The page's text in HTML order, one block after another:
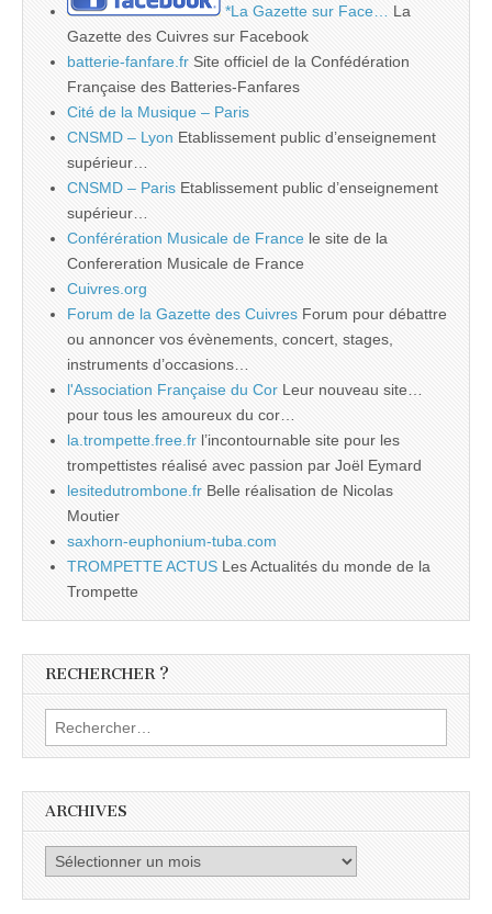
*La Gazette sur Face…
La
Gazette des Cuivres sur Facebook
batterie-fanfare.fr Site officiel de la Confédération
Française des Batteries-Fanfares
Cité de la Musique – Paris
CNSMD – Lyon Etablissement public d’enseignement
supérieur…
CNSMD – Paris Etablissement public d’enseignement
supérieur…
Conférération Musicale de France le site de la
Confereration Musicale de France
Cuivres.org
Forum de la Gazette des Cuivres Forum pour débattre
ou annoncer vos évènements, concert, stages,
instruments d’occasions…
l'Association Française du Cor Leur nouveau site…
pour tous les amoureux du cor…
la.trompette.free.fr l’incontournable site pour les
trompettistes réalisé avec passion par Joël Eymard
lesitedutrombone.fr Belle réalisation de Nicolas
Moutier
saxhorn-euphonium-tuba.com
TROMPETTE ACTUS Les Actualités du monde de la
Trompette
RECHERCHER ?
Rechercher :
ARCHIVES
Archives